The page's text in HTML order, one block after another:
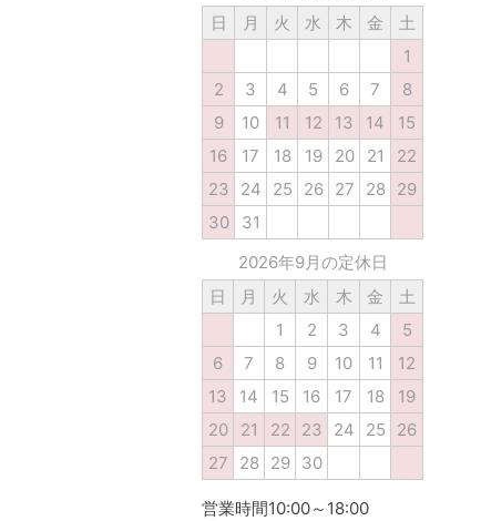
日
月 火 水 木 金
土
1
2
3 4 5 6 7
8
9
10 11 12 13 14
15
16
17 18 19 20 21
22
23
24 25 26 27 28
29
30
31
2026年9月の定休日
日
月 火 水 木 金
土
1
2 3 4
5
6
7 8 9 10 11
12
13
14 15 16 17 18
19
20
21 22 23 24 25
26
27
28 29 30
営業時間10:00～18:00